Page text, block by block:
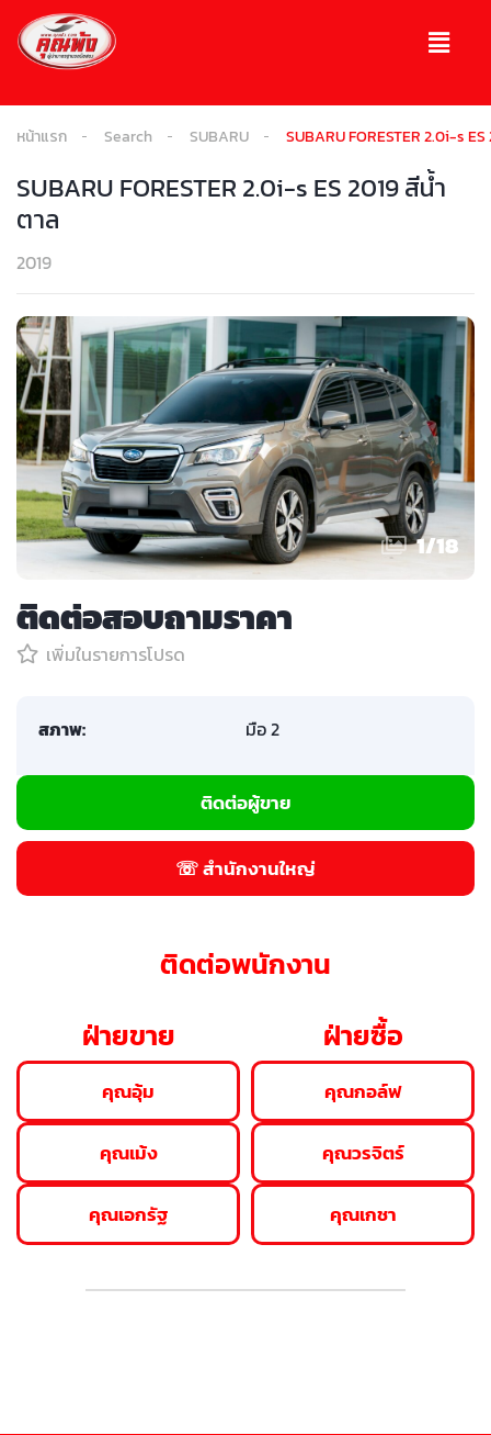
หน้าแรก Search SUBARU SUBARU FORESTER 2.0i-s
SUBARU FORESTER 2.0i-s ES 2019 สีนํ้า
ตาล
2019
1/18
ติดต่อสอบถามราคา
เพิ่มในรายการโปรด
สภาพ: มือ 2
ติดต่อผู้ขาย
☏ สำนักงานใหญ่
ติดต่อพนักงาน
ฝ่ายขาย
คุณอุ้ม
คุณเม้ง
คุณเอกรัฐ
ฝ่ายซื้อ
คุณกอล์ฟ
คุณวรจิตร์
คุณเกชา